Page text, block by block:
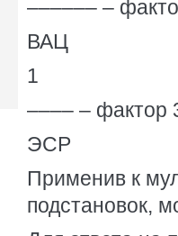
–––––– –
ВАЦ
1
–––– – фактор
ЭСР
Применив к
подстановок,